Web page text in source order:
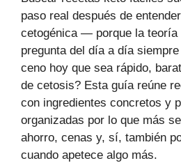
paso real después de
cetogénica — porque la teoría
pregunta del día a día
ceno hoy que sea rápido,
de cetosis? Esta guía reúne
con ingredientes concretos y
organizadas por lo que más
ahorro, cenas y, sí, también
cuando apetece algo más.